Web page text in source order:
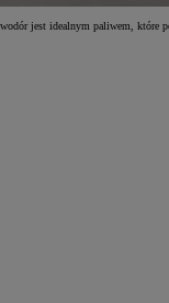
jest idealnym paliwem, które